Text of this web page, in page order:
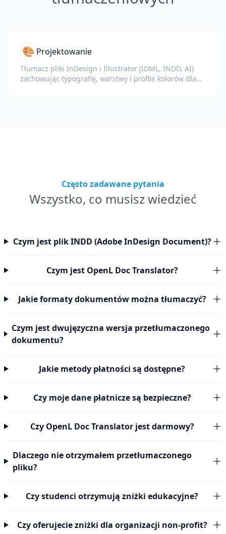
🎨 Projektowanie
Tłumacz pliki InDesign i Illustrator (IDML, INDD, AI)
zachowując typografię, warstwy i profile kolorów dla
Często zadawane pytania
Wszystko, co musisz wiedzieć
Czym jest plik INDD (Adobe InDesign Document)?
Czym jest OpenL Doc Translator?
Jakie formaty dokumentów można tłumaczyć?
Czym jest dwujęzyczna wersja przetłumaczonego
dokumentu?
Jakie metody płatności są dostępne?
Czy moje dane płatnicze są bezpieczne?
Czy OpenL Doc Translator jest darmowy?
Dlaczego nie otrzymałem przetłumaczonego
pliku?
Czy studenci otrzymują zniżki edukacyjne?
Czy oferujecie zniżki dla organizacji non-profit?